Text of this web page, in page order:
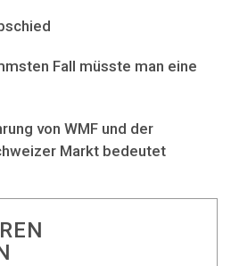
Fall müsste man eine
von WMF und der
Markt bedeutet